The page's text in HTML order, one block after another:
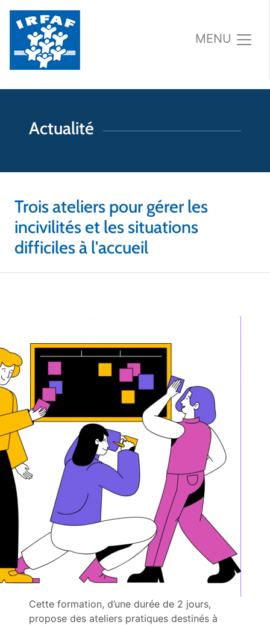
MENU
Actualité
Trois ateliers pour gérer les
incivilités et les situations
difficiles à l'accueil
Cette formation, d’une durée de 2 jours,
propose des ateliers pratiques destinés à